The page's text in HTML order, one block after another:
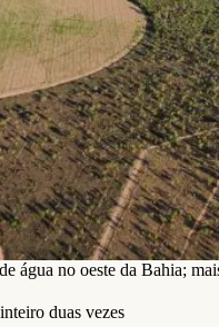
água no oeste da Bahia;
duas vezes